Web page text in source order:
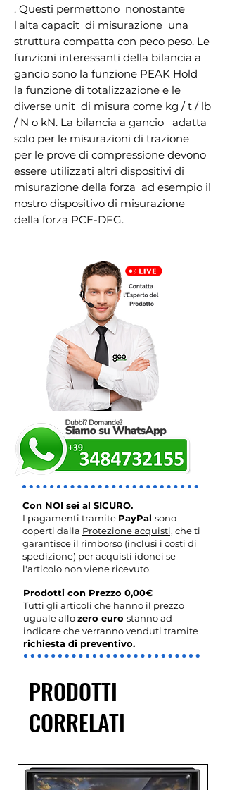
. Questi permettono  nonostante
l'alta capacit  di misurazione  una
struttura compatta con peco peso. Le
funzioni interessanti della bilancia a
gancio sono la funzione PEAK Hold
la funzione di totalizzazione e le
diverse unit  di misura come kg / t / lb
/ N o kN. La bilancia a gancio   adatta
solo per le misurazioni di trazione
per le prove di compressione devono
essere utilizzati altri dispositivi di
misurazione della forza  ad esempio il
nostro dispositivo di misurazione
della forza PCE-DFG.
Con NOI sei al SICURO.
I pagamenti tramite PayPal sono
coperti dalla Protezione acquisti, che ti
garantisce il rimborso (inclusi i costi di
spedizione) per acquisti idonei se
l'articolo non viene ricevuto.
Prodotti con Prezzo 0,00€
Tutti gli articoli che hanno il prezzo
uguale allozero euro stanno ad
indicare che verranno venduti tramite
richiesta di preventivo.
PRODOTTI
CORRELATI